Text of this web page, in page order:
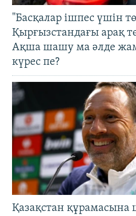
"Басқалар ішпес үшін
Қырғызстандағы арақ
Ақша шашу ма әлде
күрес пе?
Қазақстан құрамасына